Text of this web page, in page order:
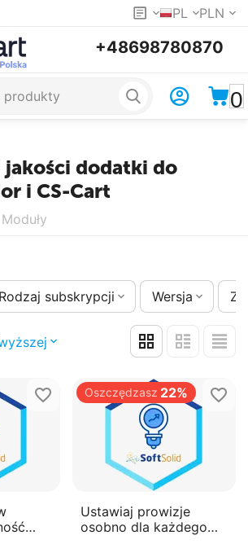
PL PLN
+48698780870
0
jakości dodatki do
i CS-Cart
Moduły
Rodzaj subskrypcji Wersja
Oszczędzasz 22%
Ustawiaj prowizje
osobno dla każdego